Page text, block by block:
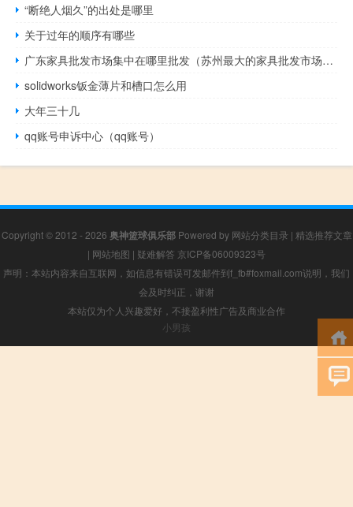
“断绝人烟久”的出处是哪里
关于过年的顺序有哪些
广东家具批发市场集中在哪里批发（苏州最大的家具批发市场在哪里）
solidworks钣金薄片和槽口怎么用
大年三十几
qq账号申诉中心（qq账号）
Copyright © 2012 - 2026 奥神篮球俱乐部Powered by 网站分类目录 | 精选推荐文章
| 网站地图 | 疑难解答 京ICP备06009323号
声明：本站内容来自互联网，如信息有错误可发邮件到f_fb#foxmail.com说明，我们
会及时纠正，谢谢
本站仅为个人兴趣爱好，不接盈利性广告及商业合作
小男孩